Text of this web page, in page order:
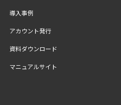
導入事例
アカウント発行
資料ダウンロード
マニュアルサイト